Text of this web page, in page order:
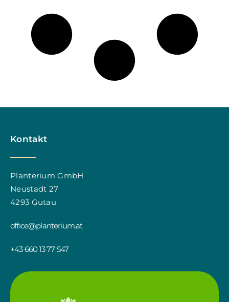
Kontakt
Planterium GmbH
Neustadt 27
4293 Gutau
office@planterium.at
+43 660 13 77 547